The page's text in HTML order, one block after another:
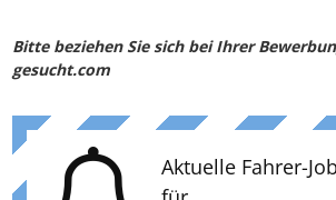
Bitte beziehen Sie sich bei Ihrer
gesucht.com
Aktuelle Fahrer-